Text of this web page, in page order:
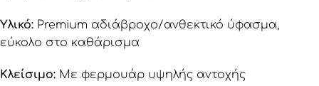
Υλικό: Premium αδιάβροχο/ανθεκτικό ύφασμα,
εύκολο στο καθάρισμα
Κλείσιμο: Με φερμουάρ υψηλής αντοχής